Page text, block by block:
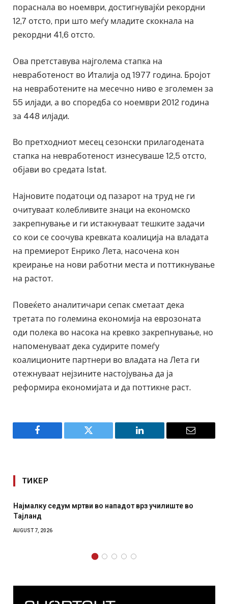
пораснала во ноември, достигнувајќи рекордни
12,7 отсто, при што меѓу младите скокнала на
рекордни 41,6 отсто.
Ова претставува најголема стапка на
невработеност во Италија од 1977 година. Бројот
на невработените на месечно ниво е зголемен за
55 илјади, а во споредба со ноември 2012 година
за 448 илјади.
Во претходниот месец сезонски прилагодената
стапка на невработеност изнесуваше 12,5 отсто,
објави во средата Istat.
Најновите податоци од пазарот на труд не ги
очитуваат колебливите знаци на економско
закрепнување и ги истакнуваат тешките задачи
со кои се соочува кревката коалиција на владата
на премиерот Енрико Лета, насочена кон
креирање на нови работни места и поттикнување
на растот.
Повеќето аналитичари сепак сметаат дека
третата по големина економија на еврозоната
оди полека во насока на кревко закрепнување, но
напоменуваат дека судирите помеѓу
коалиционите партнери во владата на Лета ги
отежнуваат нејзините настојувања да ја
реформира економијата и да поттикне раст.
Facebook Twitter LinkedIn Email
ТИКЕР
во нападот врз училиште во
СОЗИС: Украинците